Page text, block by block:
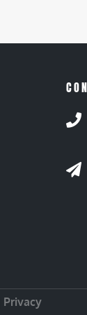


Privacy